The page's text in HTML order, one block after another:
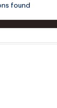
found